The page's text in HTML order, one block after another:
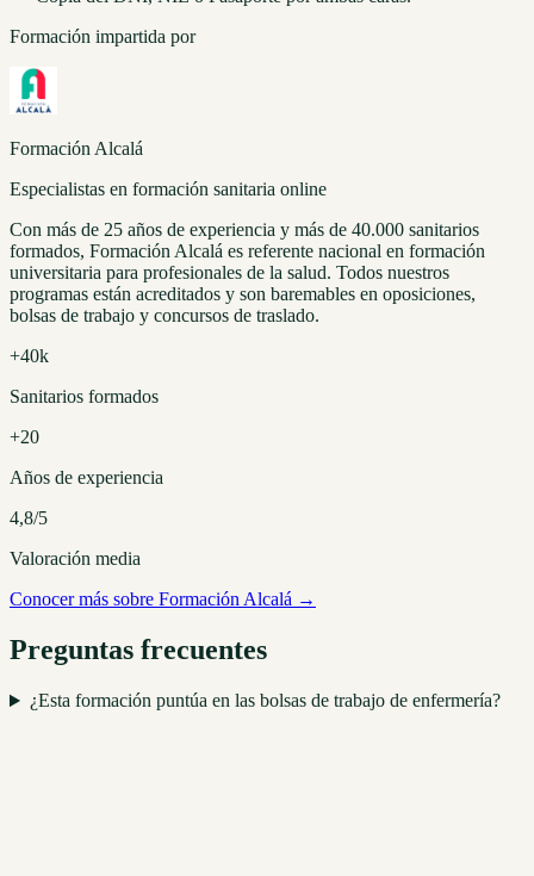
Formación impartida por
Formación Alcalá
Especialistas en formación sanitaria online
Con más de 25 años de experiencia y más de 40.000 sanitarios
formados, Formación Alcalá es referente nacional en formación
universitaria para profesionales de la salud. Todos nuestros
programas están acreditados y son baremables en oposiciones,
bolsas de trabajo y concursos de traslado.
+40k
Sanitarios formados
+20
Años de experiencia
4,8/5
Valoración media
Conocer más sobre Formación Alcalá →
Preguntas frecuentes
¿Esta formación puntúa en las bolsas de trabajo de enfermería?